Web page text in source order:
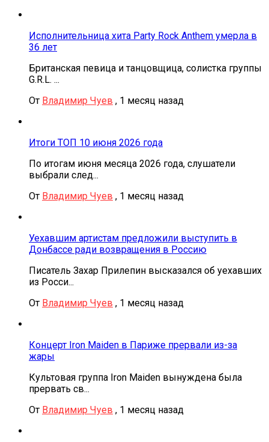
Исполнительница хита Party Rock Anthem умерла в
36 лет
Британская певица и танцовщица, солистка группы
G.R.L. ...
От Владимир Чуев , 1 месяц назад
Итоги ТОП 10 июня 2026 года
По итогам июня месяца 2026 года, слушатели
выбрали след...
От Владимир Чуев , 1 месяц назад
Уехавшим артистам предложили выступить в
Донбассе ради возвращения в Россию
Писатель Захар Прилепин высказался об уехавших
из Росси...
От Владимир Чуев , 1 месяц назад
Концерт Iron Maiden в Париже прервали из-за
жары
Культовая группа Iron Maiden вынуждена была
прервать св...
От Владимир Чуев , 1 месяц назад